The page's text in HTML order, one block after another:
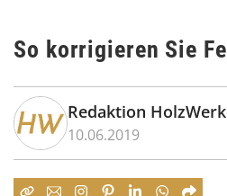
So korrigieren Sie
Redaktion
10.06.2019